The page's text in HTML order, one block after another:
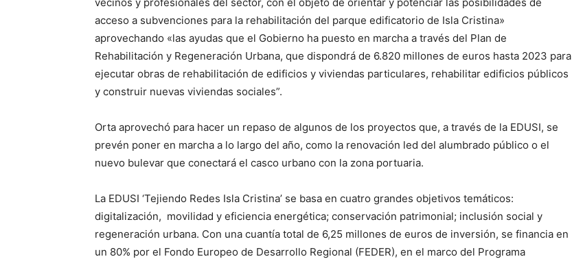
acceso a subvenciones para la rehabilitación del parque edificatorio de Isla Cristina»
aprovechando «las ayudas que el Gobierno ha puesto en marcha a través del Plan de
Rehabilitación y Regeneración Urbana, que dispondrá de 6.820 millones de euros hasta 2023 para
ejecutar obras de rehabilitación de edificios y viviendas particulares, rehabilitar edificios públicos
y construir nuevas viviendas sociales”.
Orta aprovechó para hacer un repaso de algunos de los proyectos que, a través de la EDUSI, se
prevén poner en marcha a lo largo del año, como la renovación led del alumbrado público o el
nuevo bulevar que conectará el casco urbano con la zona portuaria.
La EDUSI ‘Tejiendo Redes Isla Cristina’ se basa en cuatro grandes objetivos temáticos:
digitalización, movilidad y eficiencia energética; conservación patrimonial; inclusión social y
regeneración urbana. Con una cuantía total de 6,25 millones de euros de inversión, se financia en
un 80% por el Fondo Europeo de Desarrollo Regional (FEDER), en el marco del Programa